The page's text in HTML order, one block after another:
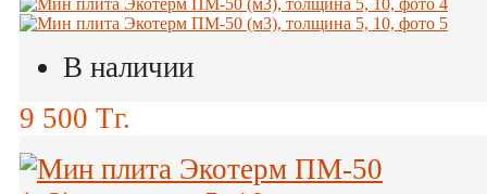
В наличии
9 500 Тг.